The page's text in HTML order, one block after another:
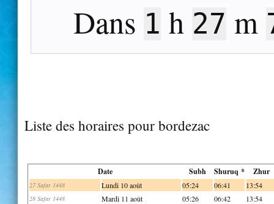
Dans 1 h 27 m
Liste des horaires pour bordezac
Date Subh Shuruq * Zhur
27 Safar 1448 Lundi 10 août 05:24 06:41 13:54
28 Safar 1448 Mardi 11 août 05:26 06:42 13:54